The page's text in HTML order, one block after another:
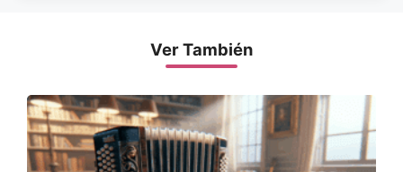
Ver También